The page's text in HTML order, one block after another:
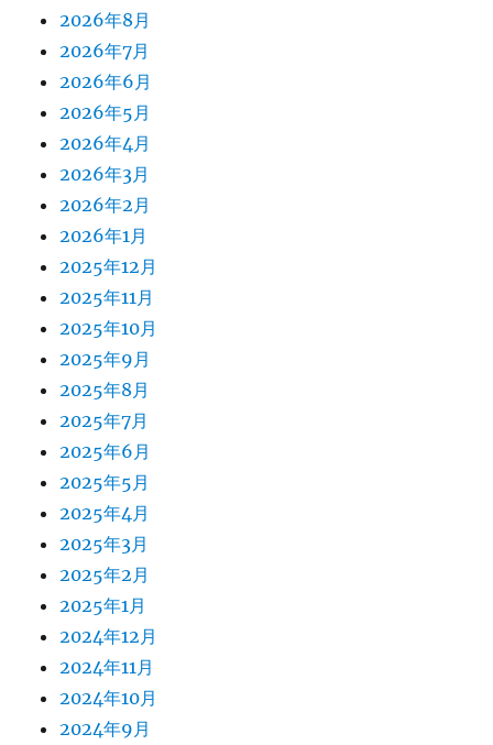
2026年8月
2026年7月
2026年6月
2026年5月
2026年4月
2026年3月
2026年2月
2026年1月
2025年12月
2025年11月
2025年10月
2025年9月
2025年8月
2025年7月
2025年6月
2025年5月
2025年4月
2025年3月
2025年2月
2025年1月
2024年12月
2024年11月
2024年10月
2024年9月